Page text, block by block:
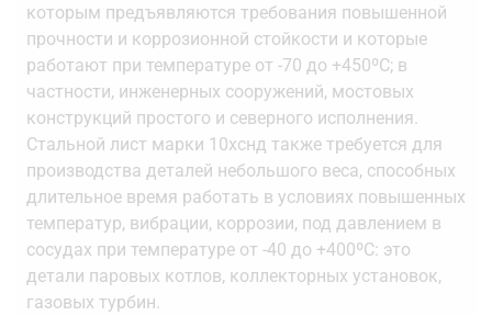
которым предъявляются требования повышенной
прочности и коррозионной стойкости и которые
работают при температуре от -70 до +450ºС; в
частности, инженерных сооружений, мостовых
конструкций простого и северного исполнения.
Стальной лист марки 10хснд также требуется для
производства деталей небольшого веса, способных
длительное время работать в условиях повышенных
температур, вибрации, коррозии, под давлением в
сосудах при температуре от -40 до +400ºС: это
детали паровых котлов, коллекторных установок,
газовых турбин.